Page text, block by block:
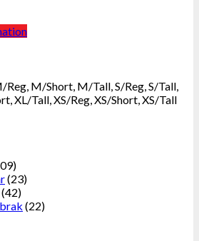
Reg, M/Short, M/Tall, S/Reg, S/Tall,
XL/Tall, XS/Reg, XS/Short, XS/Tall
(23)
(42)
(22)